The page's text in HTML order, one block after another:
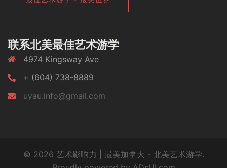
联系北美最佳艺术游学
4974 Kingsway Ave
+ (604) 738-8889
uyau.info@gmail.com
© 2026 艺术影响力 | 最美加拿大 - 北美艺术游学.